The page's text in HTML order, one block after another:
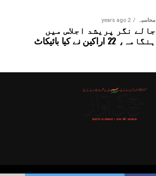
محاسبہ 2 years ago
جالے نگر پریشد اجلاس میں
ہنگامہ، 22 اراکین نے کیا بائیکاٹ